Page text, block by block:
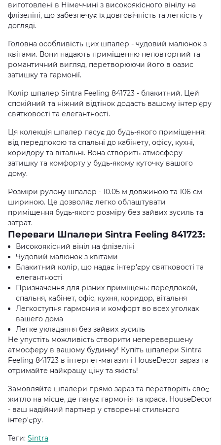
виготовлені в Німеччині з високоякісного вінілу на
флізеліні, що забезпечує їх довговічність та легкість у
догляді.
Головна особливість цих шпалер - чудовий малюнок з
квітами. Вони надають приміщенню неповторний та
романтичний вигляд, перетворюючи його в оазис
затишку та гармонії.
Колір шпалер Sintra Feeling 841723 - блакитний. Цей
спокійний та ніжний відтінок додасть вашому інтер'єру
святковості та елегантності.
Ця колекція шпалер пасує до будь-якого приміщення:
від передпокою та спальні до кабінету, офісу, кухні,
коридору та вітальні. Вона створить атмосферу
затишку та комфорту у будь-якому куточку вашого
дому.
Розміри рулону шпалер - 10.05 м довжиною та 106 см
шириною. Це дозволяє легко облаштувати
приміщення будь-якого розміру без зайвих зусиль та
затрат.
Переваги Шпалери Sintra Feeling 841723:
Високоякісний вініл на флізеліні
Чудовий малюнок з квітами
Блакитний колір, що надає інтер'єру святковості та
елегантності
Призначення для різних приміщень: передпокой,
спальня, кабінет, офіс, кухня, коридор, вітальня
Легкоступня гармония и комфорт во всех уголках
вашего дома
Легке укладання без зайвих зусиль
Не упустіть можливість створити неперевершену
атмосферу в вашому будинку! Купіть шпалери Sintra
Feeling 841723 в інтернет-магазині HouseDecor зараз та
отримайте найкращу ціну та якість!
Замовляйте шпалери прямо зараз та перетворіть своє
житло на місце, де панує гармонія та краса. HouseDecor
- ваш надійний партнер у створенні стильного
інтер'єру.
Теги: Sintra